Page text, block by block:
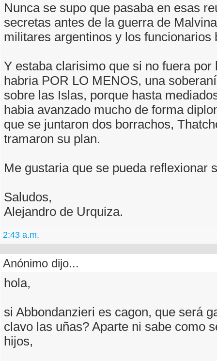
Nunca se supo que pasaba en esas
secretas antes de la guerra de
militares argentinos y los funcionarios
Y estaba clarisimo que si no fuera por
habria POR LO MENOS, una
sobre las Islas, porque hasta
habia avanzado mucho de forma
que se juntaron dos borrachos,
tramaron su plan.
Me gustaria que se pueda reflexionar
Saludos,
Alejandro de Urquiza.
2:43 a.m.
Anónimo dijo...
hola,
si Abbondanzieri es cagon, que será
clavo las uñas? Aparte ni sabe como
hijos,